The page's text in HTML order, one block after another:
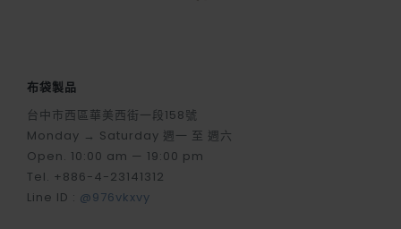
布袋製品
台中市西區華美西街一段158號
Monday → Saturday 週一 至 週六
Open. 10:00 am — 19:00 pm
Tel. +886-4-23141312
Line ID : @976vkxvy